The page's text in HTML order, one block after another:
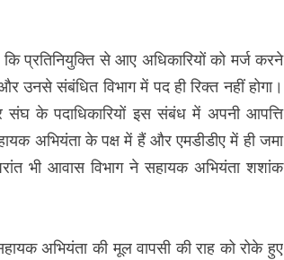
प्रतिनियुक्ति से आए अधिकारियों को मर्ज करने
संबंधित विभाग में पद ही रिक्त नहीं होगा।
संघ के पदाधिकारियों इस संबंध में अपनी आपत्ति
अभियंता के पक्ष में हैं और एमडीडीए में ही जमा
भी आवास विभाग ने सहायक अभियंता शशांक
अभियंता की मूल वापसी की राह को रोके हुए